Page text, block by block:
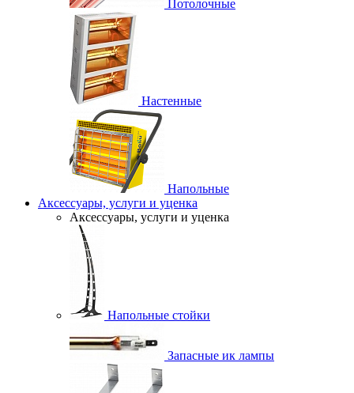
Потолочные
Настенные
Напольные
Аксессуары, услуги и уценка
Аксессуары, услуги и уценка
Напольные стойки
Запасные ик лампы